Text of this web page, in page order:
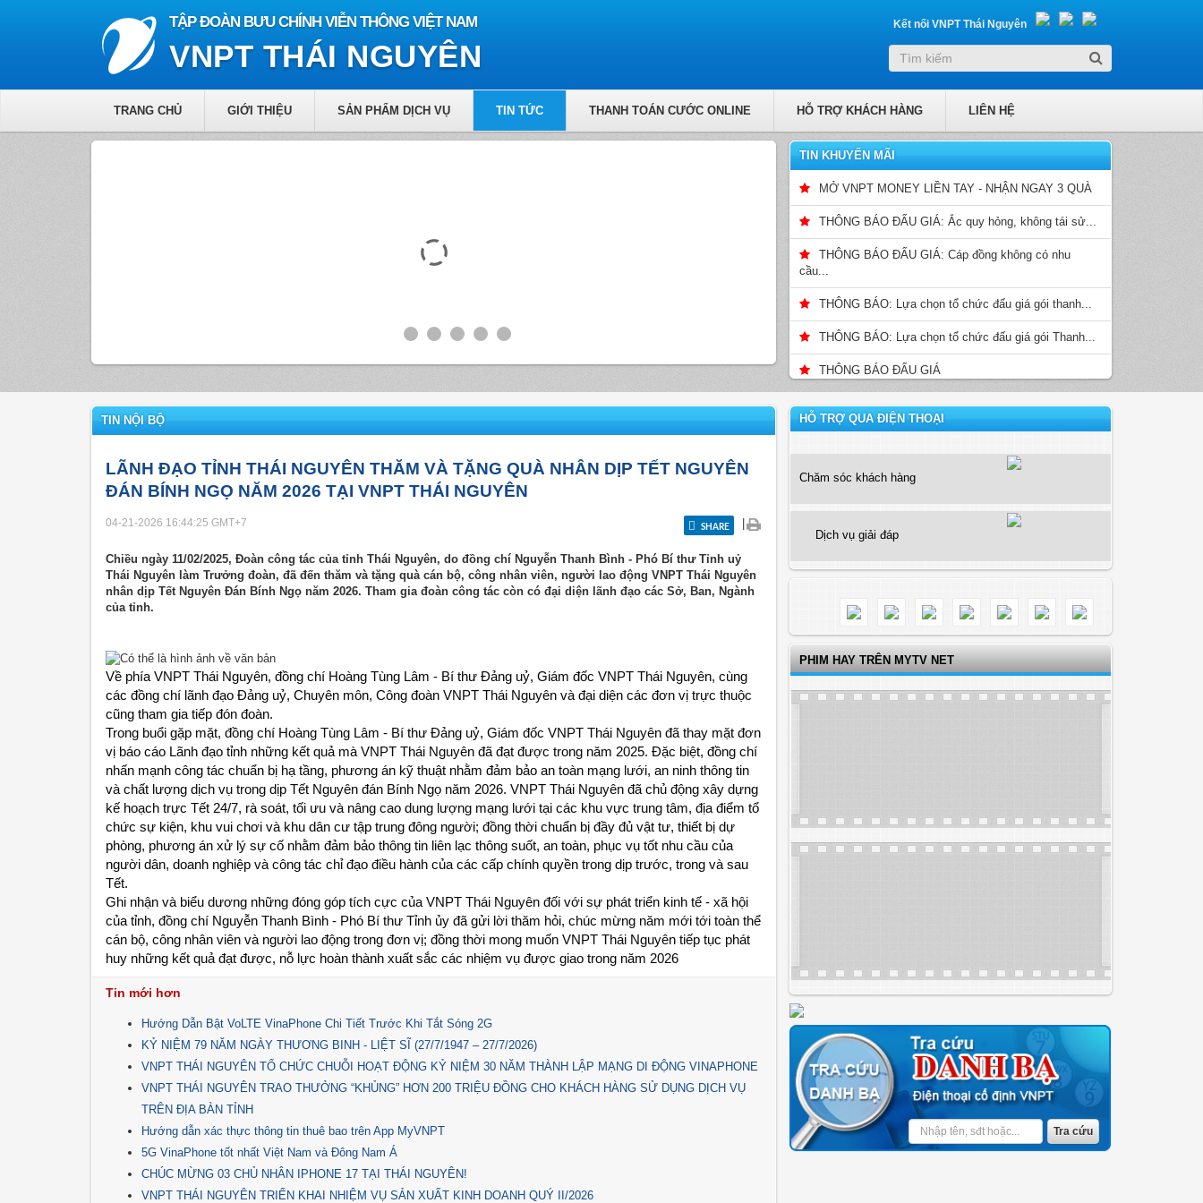
Kết nối VNPT Thái Nguyên
TẬP ĐOÀN BƯU CHÍNH VIỄN THÔNG VIỆT NAM
VNPT THÁI NGUYÊN
TRANG CHỦ GIỚI THIỆU SẢN PHẨM DỊCH VỤ TIN TỨC THANH TOÁN CƯỚC ONLINE HỖ TRỢ KHÁCH HÀNG LIÊN HỆ
TIN KHUYẾN MÃI
MỞ VNPT MONEY LIỀN TAY - NHẬN NGAY 3 QUÀ
THÔNG BÁO ĐẤU GIÁ: Ắc quy hỏng, không tái sử...
THÔNG BÁO ĐẤU GIÁ: Cáp đồng không có nhu
cầu...
THÔNG BÁO: Lựa chọn tổ chức đấu giá gói thanh...
THÔNG BÁO: Lựa chọn tổ chức đấu giá gói Thanh...
THÔNG BÁO ĐẤU GIÁ
TIN NỘI BỘ
LÃNH ĐẠO TỈNH THÁI NGUYÊN THĂM VÀ TẶNG QUÀ NHÂN DỊP TẾT NGUYÊN
ĐÁN BÍNH NGỌ NĂM 2026 TẠI VNPT THÁI NGUYÊN
04-21-2026 16:44:25 GMT+7 SHARE
Chiều ngày 11/02/2025, Đoàn công tác của tỉnh Thái Nguyên, do đồng chí Nguyễn Thanh Bình - Phó Bí thư Tỉnh uỷ
Thái Nguyên làm Trưởng đoàn, đã đến thăm và tặng quà cán bộ, công nhân viên, người lao động VNPT Thái Nguyên
nhân dịp Tết Nguyên Đán Bính Ngọ năm 2026. Tham gia đoàn công tác còn có đại diện lãnh đạo các Sở, Ban, Ngành
của tỉnh.
Về phía VNPT Thái Nguyên, đồng chí Hoàng Tùng Lâm - Bí thư Đảng uỷ, Giám đốc VNPT Thái Nguyên, cùng
các đồng chí lãnh đạo Đảng uỷ, Chuyên môn, Công đoàn VNPT Thái Nguyên và đại diện các đơn vị trực thuộc
cũng tham gia tiếp đón đoàn.
Trong buổi gặp mặt, đồng chí Hoàng Tùng Lâm - Bí thư Đảng uỷ, Giám đốc VNPT Thái Nguyên đã thay mặt đơn
vị báo cáo Lãnh đạo tỉnh những kết quả mà VNPT Thái Nguyên đã đạt được trong năm 2025. Đặc biệt, đồng chí
nhấn mạnh công tác chuẩn bị hạ tầng, phương án kỹ thuật nhằm đảm bảo an toàn mạng lưới, an ninh thông tin
và chất lượng dịch vụ trong dịp Tết Nguyên đán Bính Ngọ năm 2026. VNPT Thái Nguyên đã chủ động xây dựng
kế hoạch trực Tết 24/7, rà soát, tối ưu và nâng cao dung lượng mạng lưới tại các khu vực trung tâm, địa điểm tổ
chức sự kiện, khu vui chơi và khu dân cư tập trung đông người; đồng thời chuẩn bị đầy đủ vật tư, thiết bị dự
phòng, phương án xử lý sự cố nhằm đảm bảo thông tin liên lạc thông suốt, an toàn, phục vụ tốt nhu cầu của
người dân, doanh nghiệp và công tác chỉ đạo điều hành của các cấp chính quyền trong dịp trước, trong và sau
Tết.
Ghi nhận và biểu dương những đóng góp tích cực của VNPT Thái Nguyên đối với sự phát triển kinh tế - xã hội
của tỉnh, đồng chí Nguyễn Thanh Bình - Phó Bí thư Tỉnh ủy đã gửi lời thăm hỏi, chúc mừng năm mới tới toàn thể
cán bộ, công nhân viên và người lao động trong đơn vị; đồng thời mong muốn VNPT Thái Nguyên tiếp tục phát
huy những kết quả đạt được, nỗ lực hoàn thành xuất sắc các nhiệm vụ được giao trong năm 2026
Tin mới hơn
Hướng Dẫn Bật VoLTE VinaPhone Chi Tiết Trước Khi Tắt Sóng 2G
KỶ NIỆM 79 NĂM NGÀY THƯƠNG BINH - LIỆT SĨ (27/7/1947 – 27/7/2026)
VNPT THÁI NGUYÊN TỔ CHỨC CHUỖI HOẠT ĐỘNG KỶ NIỆM 30 NĂM THÀNH LẬP MẠNG DI ĐỘNG VINAPHONE
VNPT THÁI NGUYÊN TRAO THƯỞNG “KHỦNG” HƠN 200 TRIỆU ĐỒNG CHO KHÁCH HÀNG SỬ DỤNG DỊCH VỤ
TRÊN ĐỊA BÀN TỈNH
Hướng dẫn xác thực thông tin thuê bao trên App MyVNPT
5G VinaPhone tốt nhất Việt Nam và Đông Nam Á
CHÚC MỪNG 03 CHỦ NHÂN IPHONE 17 TẠI THÁI NGUYÊN!
VNPT THÁI NGUYÊN TRIỂN KHAI NHIỆM VỤ SẢN XUẤT KINH DOANH QUÝ II/2026
HỖ TRỢ QUA ĐIỆN THOẠI
Chăm sóc khách hàng
Dịch vụ giải đáp
PHIM HAY TRÊN MYTV NET